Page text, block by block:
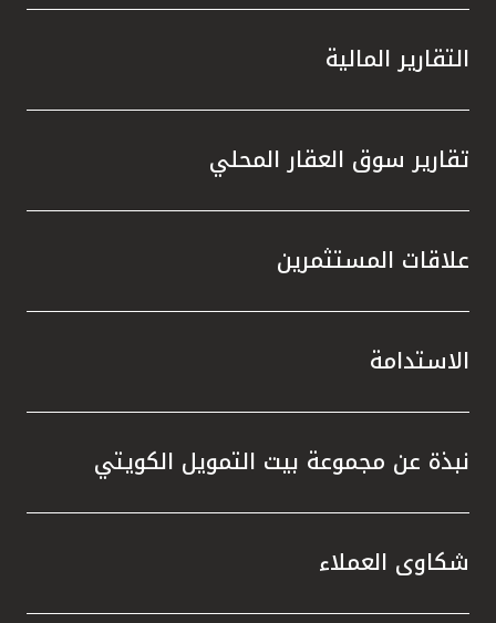
التقارير المالية
تقارير سوق العقار المحلي
علاقات المستثمرين
الاستدامة
نبذة عن مجموعة بيت التمويل الكويتي
شكاوى العملاء